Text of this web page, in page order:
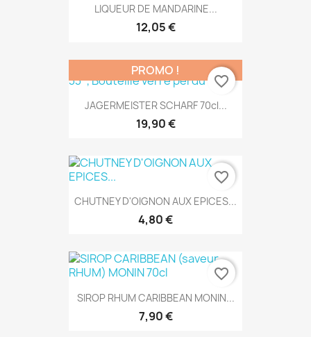
LIQUEUR DE MANDARINE...
12,05 €
JAGERMEISTER SCHARF 70cl...
19,90 €
PROMO !
favorite_border
CHUTNEY D'OIGNON AUX EPICES...
4,80 €
favorite_border
SIROP RHUM CARIBBEAN MONIN...
7,90 €
favorite_border